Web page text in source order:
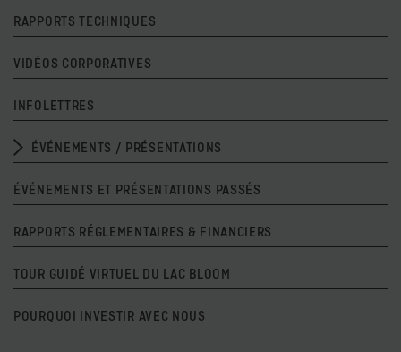
RAPPORTS TECHNIQUES
VIDÉOS CORPORATIVES
INFOLETTRES
ÉVÉNEMENTS / PRÉSENTATIONS
ÉVÉNEMENTS ET PRÉSENTATIONS PASSÉS
RAPPORTS RÉGLEMENTAIRES & FINANCIERS
TOUR GUIDÉ VIRTUEL DU LAC BLOOM
POURQUOI INVESTIR AVEC NOUS